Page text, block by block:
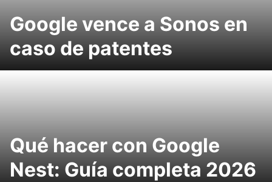
Google vence a Sonos en
caso de patentes
Qué hacer con Google
Nest: Guía completa 2026